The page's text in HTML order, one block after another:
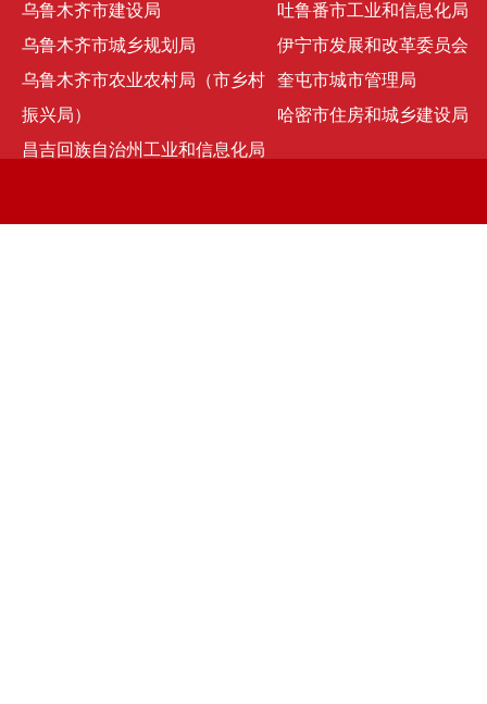
乌鲁木齐市建设局
乌鲁木齐市城乡规划局
乌鲁木齐市农业农村局（市乡村
振兴局）
昌吉回族自治州工业和信息化局
吐鲁番市工业和信息化局
伊宁市发展和改革委员会
奎屯市城市管理局
哈密市住房和城乡建设局